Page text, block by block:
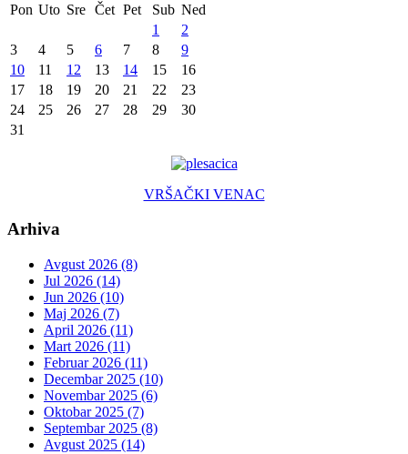
Pon Uto Sre Čet Pet Sub Ned
1
2
3
4 5 6 7 8
9
10
11 12 13 14 15
16
17
18 19 20 21 22
23
24
25 26 27 28 29
30
31
VRŠAČKI VENAC
Arhiva
Avgust 2026 (8)
Jul 2026 (14)
Jun 2026 (10)
Maj 2026 (7)
April 2026 (11)
Mart 2026 (11)
Februar 2026 (11)
Decembar 2025 (10)
Novembar 2025 (6)
Oktobar 2025 (7)
Septembar 2025 (8)
Avgust 2025 (14)